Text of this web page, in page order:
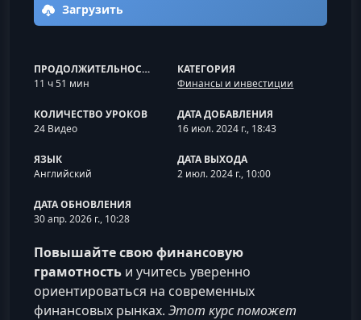
Загрузить
ПРОДОЛЖИТЕЛЬНОСТЬ
11 ч 51 мин
КАТЕГОРИЯ
Финансы и инвестиции
КОЛИЧЕСТВО УРОКОВ
24 Видео
ДАТА ДОБАВЛЕНИЯ
16 июл. 2024 г., 18:43
ЯЗЫК
Английский
ДАТА ВЫХОДА
2 июл. 2024 г., 10:00
ДАТА ОБНОВЛЕНИЯ
30 апр. 2026 г., 10:28
Повышайте свою финансовую
грамотность и учитесь уверенно
ориентироваться на современных
финансовых рынках. Этот курс поможет